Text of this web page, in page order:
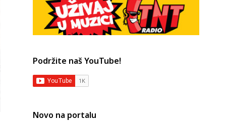
Podržite naš YouTube!
Novo na portalu